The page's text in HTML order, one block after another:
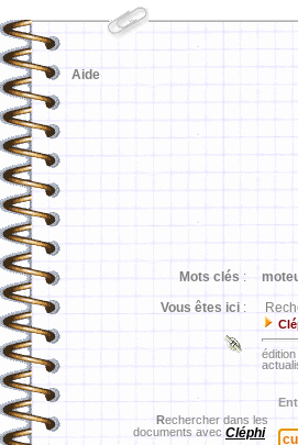
Aide
Mots clés :
Vous êtes ici :
Rechercher dans les
documents avec Cléphi